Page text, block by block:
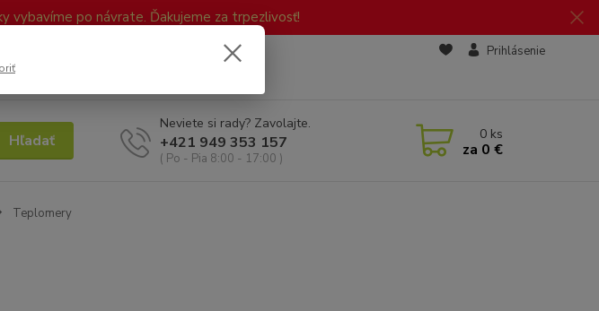
vybavíme po návrate. Ďakujeme za trpezlivosť!
Prihlásenie
Hľadať
Neviete si rady? Zavolajte.
+421 949 353 157
( Po - Pia 8:00 - 17:00 )
0 ks
za 0 €
Teplomery